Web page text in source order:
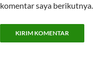
komentar saya berikutnya.